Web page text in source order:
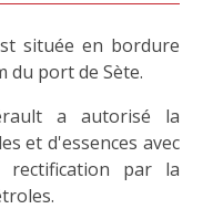
située en bordure
du port de Sète.
a autorisé la
et d'essences avec
par la